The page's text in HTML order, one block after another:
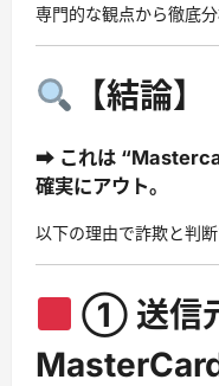
専門的な観点から徹底分
【結論】
➡ これは
確実にアウト。
以下の理由で詐欺と判断
① 送信